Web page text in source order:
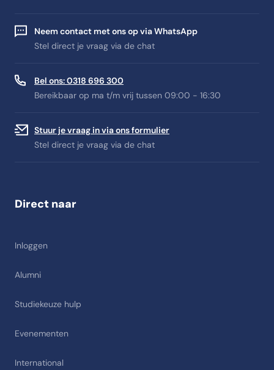
Neem contact met ons op via WhatsApp
Stel direct je vraag via de chat
Bel ons: 0318 696 300
Bereikbaar op ma t/m vrij tussen 09:00 - 16:30
Stuur je vraag in via ons formulier
Stel direct je vraag via de chat
Direct naar
Inloggen
Alumni
Studiekeuze hulp
Evenementen
International